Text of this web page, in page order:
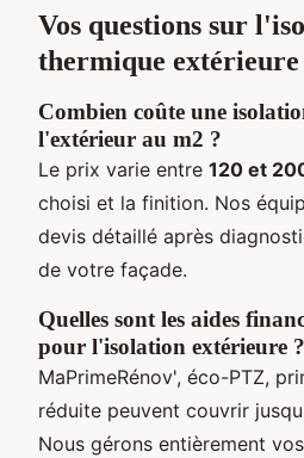
Vos questions sur
thermique extérieure
Combien coûte une
l'extérieur au m2 ?
Le prix varie entre 120 et
choisi et la finition. Nos
devis détaillé après
de votre façade.
Quelles sont les aides
pour l'isolation extérieure ?
MaPrimeRénov', éco-PTZ,
réduite peuvent couvrir
Nous gérons entièrement